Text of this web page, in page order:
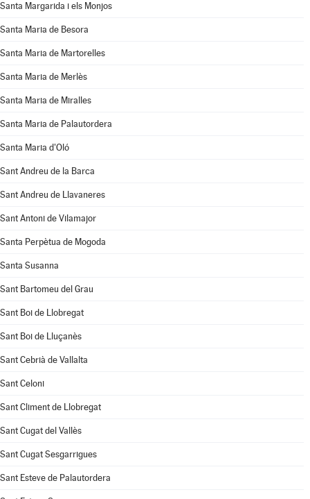
Santa Margarida i els Monjos
Santa Maria de Besora
Santa Maria de Martorelles
Santa Maria de Merlès
Santa Maria de Miralles
Santa Maria de Palautordera
Santa Maria d'Oló
Sant Andreu de la Barca
Sant Andreu de Llavaneres
Sant Antoni de Vilamajor
Santa Perpètua de Mogoda
Santa Susanna
Sant Bartomeu del Grau
Sant Boi de Llobregat
Sant Boi de Lluçanès
Sant Cebrià de Vallalta
Sant Celoni
Sant Climent de Llobregat
Sant Cugat del Vallès
Sant Cugat Sesgarrigues
Sant Esteve de Palautordera